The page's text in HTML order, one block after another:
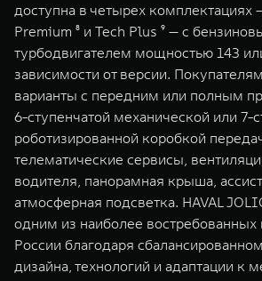
доступна в четырех комплектациях
Premium ⁸ и Tech Plus ⁹ — с
турбодвигателем мощностью 143
зависимости от версии.
варианты с передним или полным
6-ступенчатой механической или 7-
роботизированной коробкой
телематические сервисы,
водителя, панорамная крыша,
атмосферная подсветка. HAVAL
одним из наиболее востребованных
России благодаря
дизайна, технологий и адаптации к